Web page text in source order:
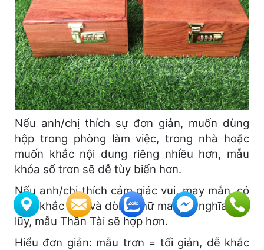
Nếu anh/chị thích sự đơn giản, muốn dùng
hộp trong phòng làm việc, trong nhà hoặc
muốn khắc nội dung riêng nhiều hơn, mẫu
khóa số trơn sẽ dễ tùy biến hơn.
Nếu anh/chị thích cảm giác vui, may mắn, có
hình khắc sẵn và dòng chữ mang ý nghĩa tích
lũy, mẫu Thần Tài sẽ hợp hơn.
Hiểu đơn giản: mẫu trơn = tối giản, dễ khắc